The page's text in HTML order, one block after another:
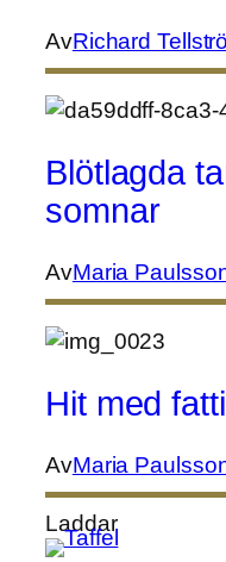
AvRichard
Blötlagda
somnar
AvMaria
Hit med
AvMaria
Laddar